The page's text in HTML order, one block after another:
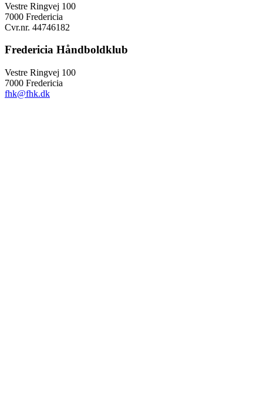
Vestre Ringvej 100
7000 Fredericia
Cvr.nr. 44746182
Fredericia Håndboldklub
Vestre Ringvej 100
7000 Fredericia
fhk@fhk.dk